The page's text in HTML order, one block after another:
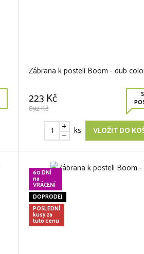
Zábrana k posteli Boom - dub
223 Kč
892 Kč
ks VLOŽIT DO
60 DNÍ
na
VRÁCENÍ
DOPRODEJ
POSLEDNÍ
kusy za
tuto cenu